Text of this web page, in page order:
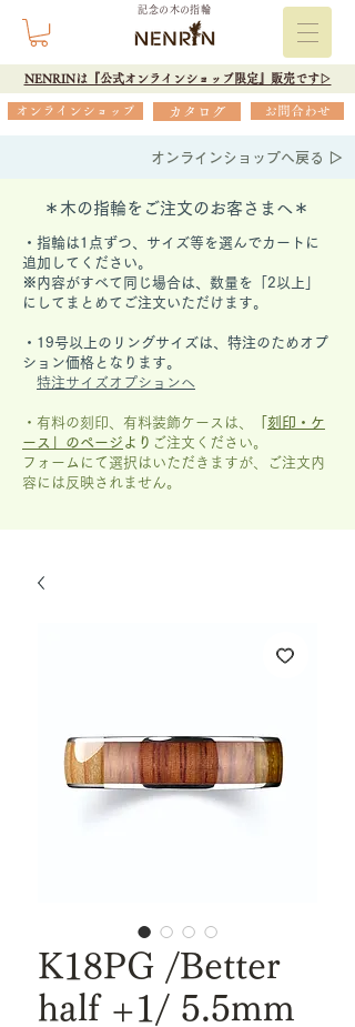
記念の木の指輪
NENRINは『公式オンラインショップ限定』販売です▷
オンラインショップ カタログ お問合わせ
オンラインショップへ戻る ▷
＊木の指輪をご注文のお客さまへ＊
・指輪は1点ずつ、サイズ等を選んでカートに
追加してください。
※内容がすべて同じ場合は、数量を「2以上」
にしてまとめてご注文いただけます。
​・19号以上のリングサイズは、特注のためオプ
ション価格となります。
特注サイズオプションへ
・有料の刻印、有料装飾ケースは、
刻印・ケ
ース」のページ より ご注文ください。
フォームにて選択はいただきますが、
ご注文内
容には反映されません。
K18PG /Better
half +1/ 5.5mm